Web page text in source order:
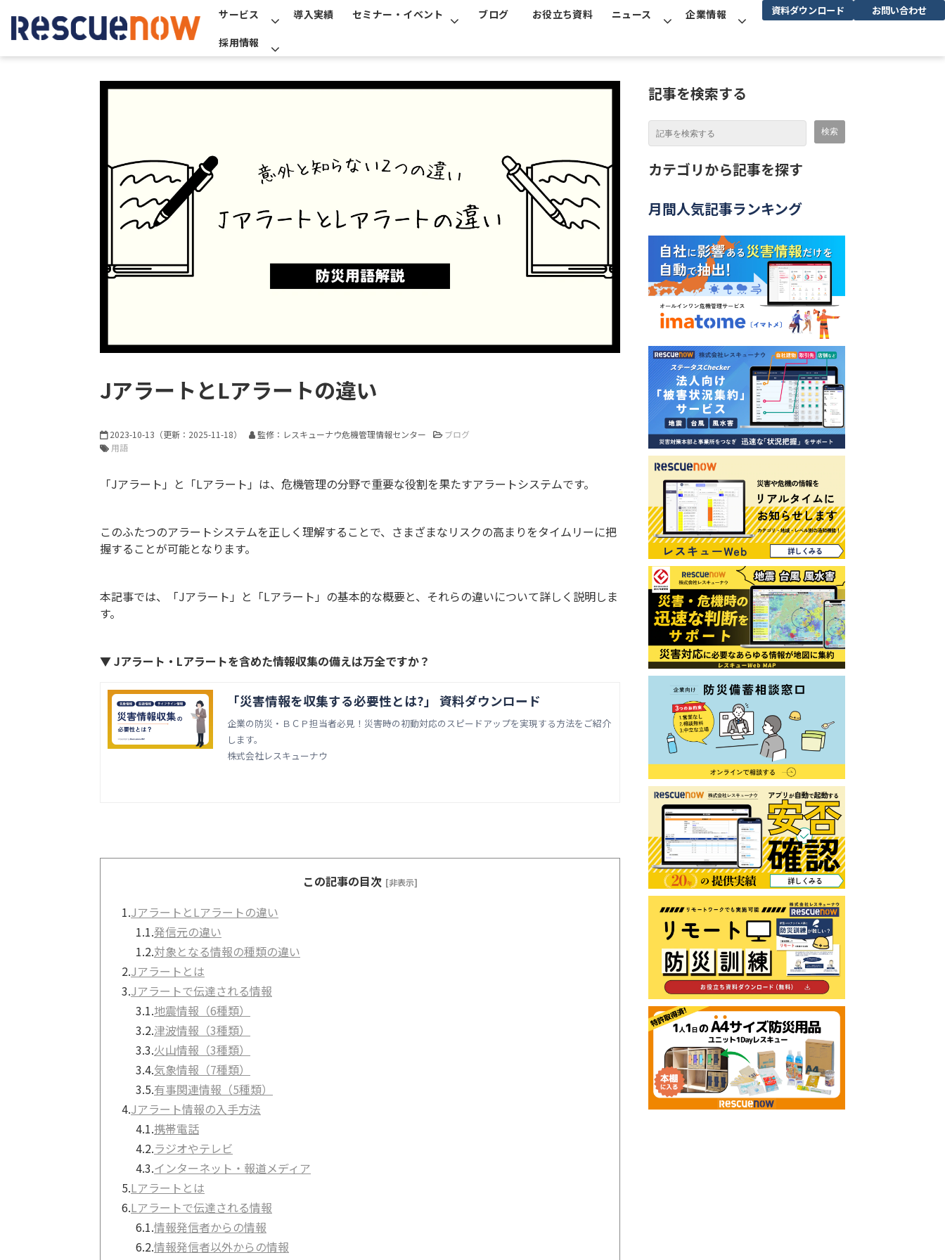
サービス 導入実績 セミナー・イベント ブログ お役立ち資料 ニュース
企業情報
採用情報
資料ダウンロード お問い合わせ
JアラートとLアラートの違い
2023-10-13 （更新： 2025-11-18） 監修：レスキューナウ危機管理情報センター
ブログ
用語
「Jアラート」と「Lアラート」は、危機管理の分野で重要な役割を果たすアラートシステムです。
このふたつのアラートシステムを正しく理解することで、さまざまなリスクの高まりをタイムリーに把
握することが可能となります。
本記事では、「Jアラート」と「Lアラート」の基本的な概要と、それらの違いについて詳しく説明しま
す。
▼ Jアラート・Lアラートを含めた情報収集の備えは万全ですか？
「災害情報を収集する必要性とは?」 資料ダウンロード
企業の防災・ＢＣＰ担当者必見！災害時の初動対応のスピードアップを実現する方法をご紹介
します。
株式会社レスキューナウ
この記事の目次 [非表示]
1.JアラートとLアラートの違い
1.1.発信元の違い
1.2.対象となる情報の種類の違い
2.Jアラートとは
3.Jアラートで伝達される情報
3.1.地震情報（6種類）
3.2.津波情報（3種類）
3.3.火山情報（3種類）
3.4.気象情報（7種類）
3.5.有事関連情報（5種類）
4.Jアラート情報の入手方法
4.1.携帯電話
4.2.ラジオやテレビ
4.3.インターネット・報道メディア
5.Lアラートとは
6.Lアラートで伝達される情報
6.1.情報発信者からの情報
6.2.情報発信者以外からの情報
記事を検索する
カテゴリから記事を探す
月間人気記事ランキング